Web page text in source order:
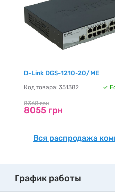
D-Link DGS-1210-20/ME
Код товара: 351382
8368 грн
8055 грн
Вся распродажа
График работы